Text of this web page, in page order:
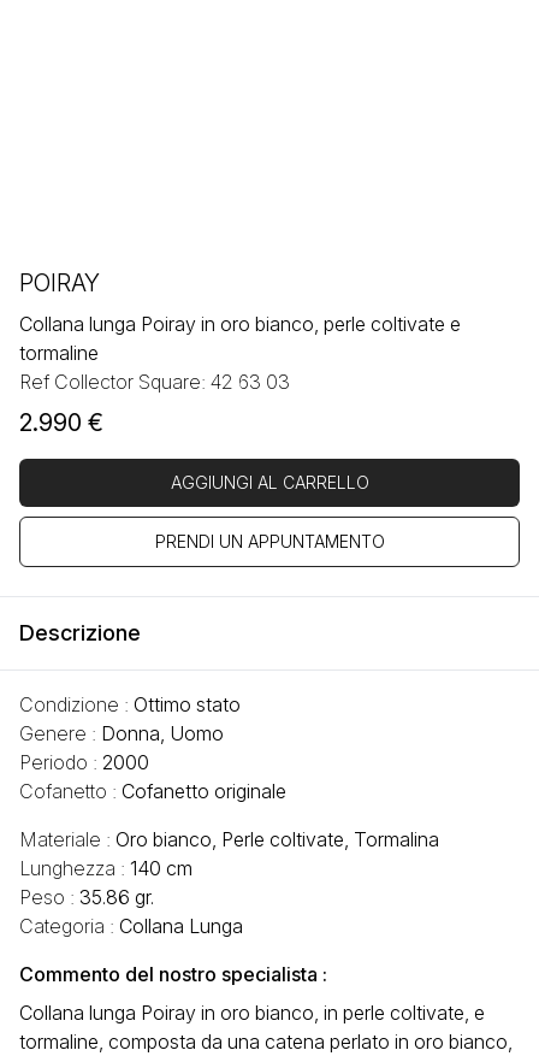
POIRAY
Collana lunga Poiray in oro bianco, perle coltivate e
tormaline
Ref Collector Square: 42 63 03
2.990 €
AGGIUNGI AL CARRELLO
PRENDI UN APPUNTAMENTO
Descrizione
Condizione : Ottimo stato
Genere : Donna, Uomo
Periodo : 2000
Cofanetto : Cofanetto originale
Materiale : Oro bianco, Perle coltivate, Tormalina
Lunghezza : 140 cm
Peso : 35.86 gr.
Categoria : Collana Lunga
Commento del nostro specialista :
Collana lunga Poiray in oro bianco, in perle coltivate, e
tormaline, composta da una catena perlato in oro bianco,